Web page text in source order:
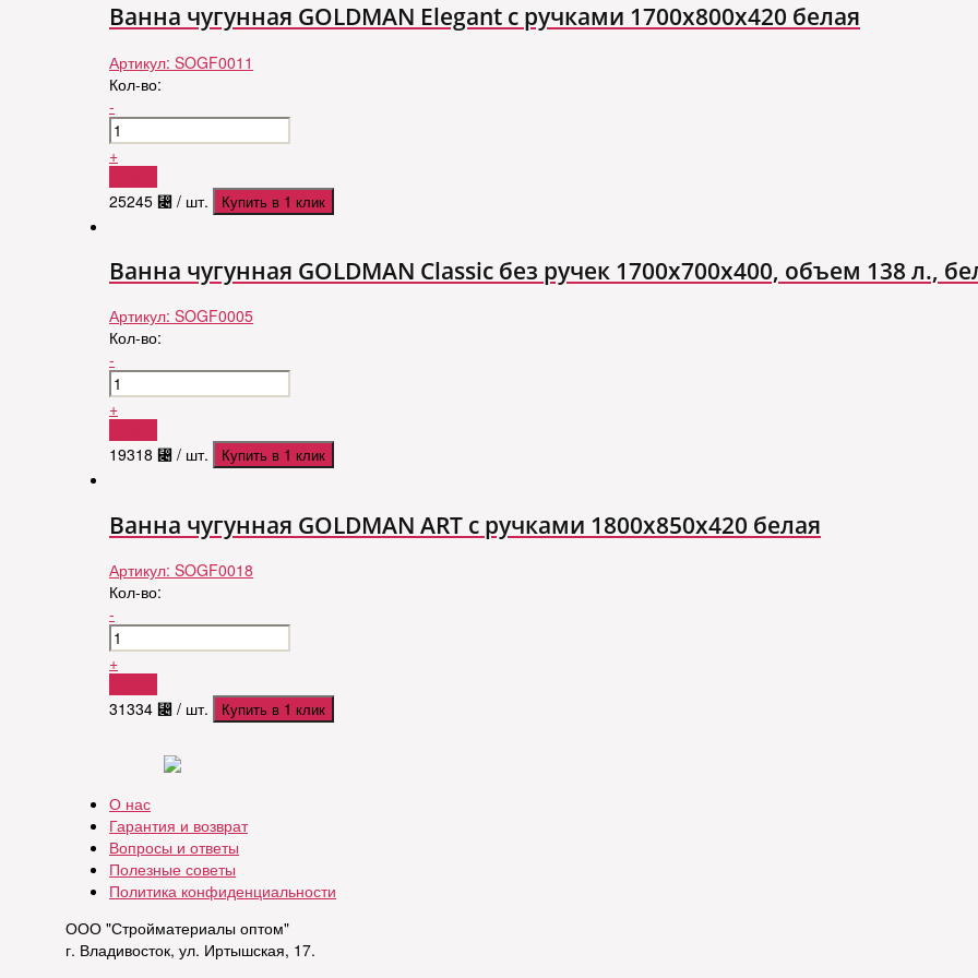
Ванна чугунная GOLDMAN Elegant с ручками 1700x800x420 белая
Артикул: SOGF0011
Кол-во:
-
+
25245 ⃄ / шт. Купить в 1 клик
Ванна чугунная GOLDMAN Classic без ручек 1700х700х400, объем 138 л.,
Артикул: SOGF0005
Кол-во:
-
+
19318 ⃄ / шт. Купить в 1 клик
Ванна чугунная GOLDMAN ART с ручками 1800x850x420 белая
Артикул: SOGF0018
Кол-во:
-
+
31334 ⃄ / шт. Купить в 1 клик
О нас
Гарантия и возврат
Вопросы и ответы
Полезные советы
Политика конфиденциальности
ООО "Стройматериалы оптом"
г. Владивосток, ул. Иртышская, 17.